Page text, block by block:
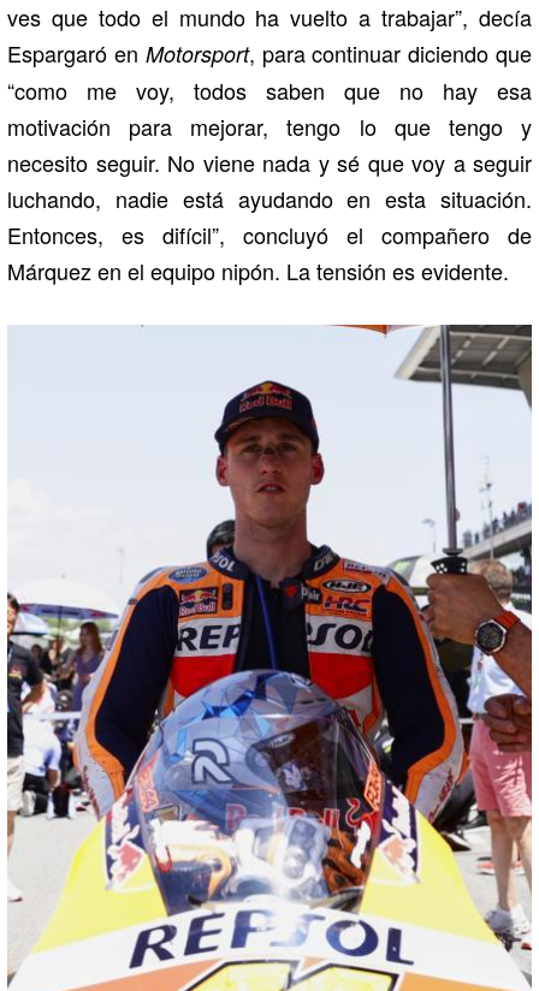
ves que todo el mundo ha vuelto a trabajar”, decía
Espargaró en Motorsport, para continuar diciendo que
“como me voy, todos saben que no hay esa
motivación para mejorar, tengo lo que tengo y
necesito seguir. No viene nada y sé que voy a seguir
luchando, nadie está ayudando en esta situación.
Entonces, es difícil”, concluyó el compañero de
Márquez en el equipo nipón. La tensión es evidente.